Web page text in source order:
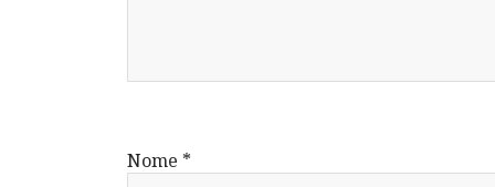
Nome *